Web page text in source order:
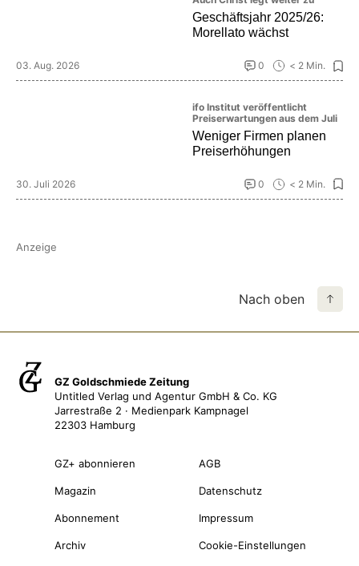
Geschäftsjahr 2025/26:
Morellato wächst
03. Aug. 2026 0 < 2 Min.
ifo Institut veröffentlicht
Preiserwartungen aus dem Juli
Weniger Firmen planen
Preiserhöhungen
30. Juli 2026 0 < 2 Min.
Anzeige
Nach oben
GZ Goldschmiede Zeitung
Untitled Verlag und Agentur GmbH & Co. KG
Jarrestraße 2 · Medienpark Kampnagel
22303 Hamburg
GZ+ abonnieren
Magazin
Abonnement
Archiv
AGB
Datenschutz
Impressum
Cookie-Einstellungen